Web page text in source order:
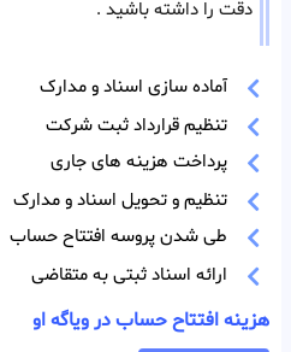
دقت را داشته باشید .
آماده سازی اسناد و مدارک
تنظیم قرارداد ثبت شرکت
پرداخت هزینه های جاری
تنظیم و تحویل اسناد و مدارک
طی شدن پروسه افتتاح حساب
ارائه اسناد ثبتی به متقاضی
هزینه افتتاح حساب در ویاگه او